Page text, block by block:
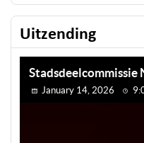
Uitzending